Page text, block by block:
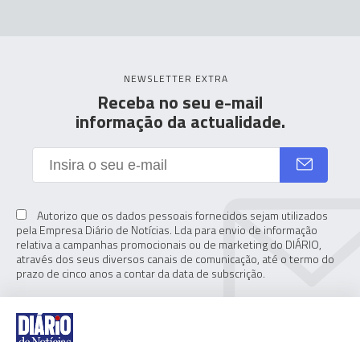
NEWSLETTER EXTRA
Receba no seu e-mail
informação da actualidade.
Autorizo que os dados pessoais fornecidos sejam utilizados
pela Empresa Diário de Notícias. Lda para envio de informação
relativa a campanhas promocionais ou de marketing do DIÁRIO,
através dos seus diversos canais de comunicação, até o termo do
prazo de cinco anos a contar da data de subscrição.